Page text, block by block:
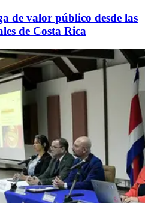
de valor público desde las
de Costa Rica